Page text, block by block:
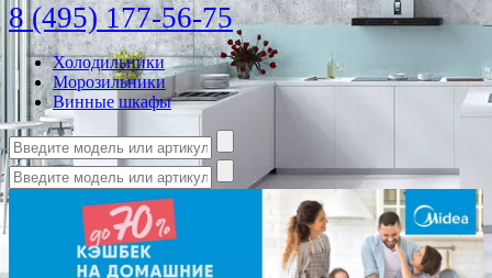
8 (495) 177-56-75
Холодильники
Морозильники
Винные шкафы